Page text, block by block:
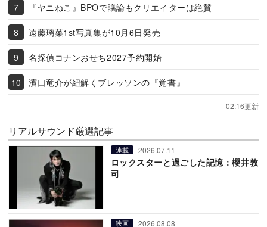
『ヤニねこ』BPOで議論もクリエイターは絶賛
遠藤璃菜1st写真集が10月6日発売
名探偵コナンおせち2027予約開始
濱口竜介が紐解くブレッソンの『覚書』
02:16更新
リアルサウンド厳選記事
連載 2026.07.11
ロックスターと過ごした記憶：櫻井敦
司
映画 2026.08.08